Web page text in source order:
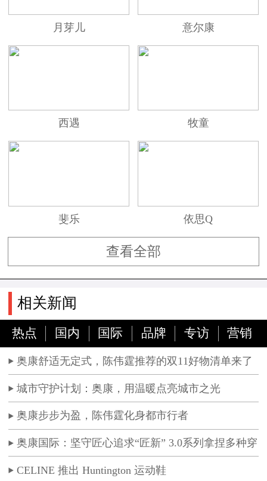
月芽儿 意尔康
西遇 牧童
斐乐 依思Q
查看全部
相关新闻
热点 国内 国际 品牌 专访 营销
奥康舒适无定式，陈伟霆推荐的双11好物清单来了
城市守护计划：奥康，用温暖点亮城市之光
奥康步步为盈，陈伟霆化身都市行者
奥康国际：坚守匠心追求“匠新” 3.0系列拿捏多种穿
着场景
CELINE 推出 Huntington 运动鞋